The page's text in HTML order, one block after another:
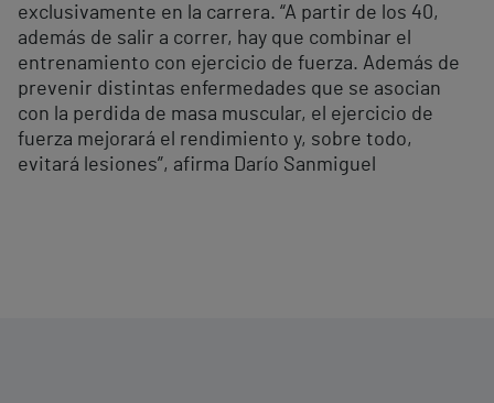
exclusivamente en la carrera. “A partir de los 40,
además de salir a correr, hay que combinar el
entrenamiento con ejercicio de fuerza. Además de
prevenir distintas enfermedades que se asocian
con la perdida de masa muscular, el ejercicio de
fuerza mejorará el rendimiento y, sobre todo,
evitará lesiones”, afirma Darío Sanmiguel